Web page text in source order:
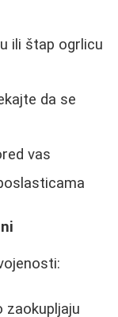
ili štap ogrlicu
da se
vas
zaokupljaju